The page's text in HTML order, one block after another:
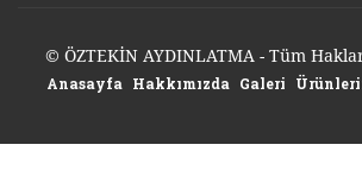
© ÖZTEKİN AYDINLATMA - Tüm
Anasayfa Hakkımızda Galeri